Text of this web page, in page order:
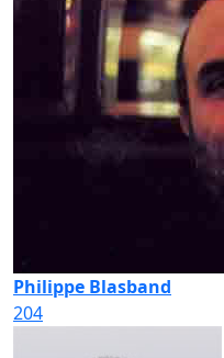
Philippe Blasband
204